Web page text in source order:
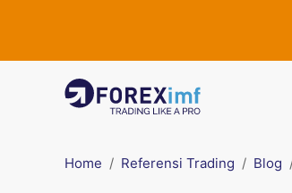
Home Referensi Trading Blog